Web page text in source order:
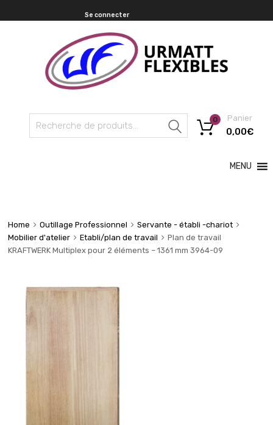
Se connecter
Recherche
Panier
0,00€
0
MENU
Home Outillage Professionnel
Servante - établi -chariot
Mobilier d'atelier
Etabli/plan de travail
Plan de travail
KRAFTWERK Multiplex pour 2 éléments – 1361 mm 3964-09